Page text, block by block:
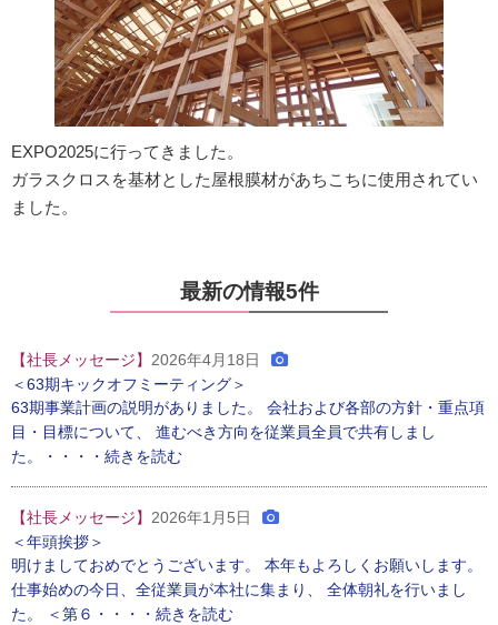
EXPO2025に行ってきました。
ガラスクロスを基材とした屋根膜材があちこちに使用されてい
ました。
最新の情報5件
【社長メッセージ】 2026年4月18日
＜63期キックオフミーティング＞
63期事業計画の説明がありました。 会社および各部の方針・重点項
目・目標について、 進むべき方向を従業員全員で共有しまし
た。・・・・続きを読む
【社長メッセージ】 2026年1月5日
＜年頭挨拶＞
明けましておめでとうございます。 本年もよろしくお願いします。
仕事始めの今日、全従業員が本社に集まり、 全体朝礼を行いまし
た。 ＜第６・・・・続きを読む